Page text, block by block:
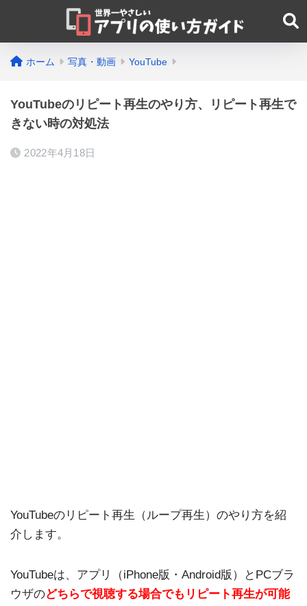
ホーム 写真・動画 YouTube
YouTubeのリピート再生のやり方、リピート再生で
きない時の対処法
2022年4月18日
YouTubeのリピート再生（ループ再生）のやり方を紹
介します。
YouTubeは、アプリ（iPhone版・Android版）とPCブラ
ウザのどちらで視聴する場合でもリピート再生が可能